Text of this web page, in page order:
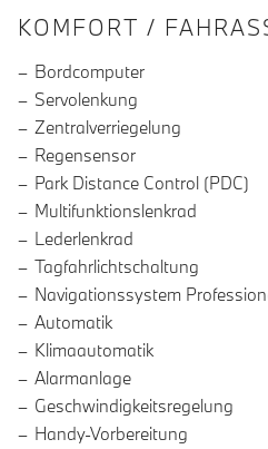
INFORMATIONEN
KOMFORT /
Bordcomputer
Servolenkung
Zentralverriegelung
Regensensor
Park Distance Control (PDC)
Multifunktionslenkrad
Lederlenkrad
Tagfahrlichtschaltung
Navigationssystem
Automatik
Klimaautomatik
Alarmanlage
Geschwindigkeitsregelung
Handy-Vorbereitung